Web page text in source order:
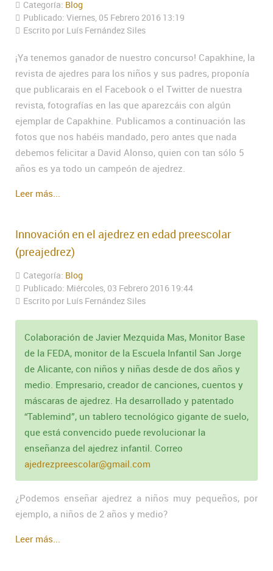
Categoría: Blog
Publicado: Viernes, 05 Febrero 2016 13:19
Escrito por Luís Fernández Siles
¡Ya tenemos ganador de nuestro concurso! Capakhine, la
revista de ajedres para los niños y sus padres, proponía
que publicarais en el Facebook o el Twitter de nuestra
revista, fotografías en las que aparezcáis con algún
ejemplar de Capakhine. Publicamos a continuación las
fotos que nos habéis mandado, pero antes que nada
debemos felicitar a David Alonso, quien con tan sólo 5
años es ya todo un campeón de ajedrez.
Leer más...
Innovación en el ajedrez en edad preescolar
(preajedrez)
Categoría: Blog
Publicado: Miércoles, 03 Febrero 2016 19:44
Escrito por Luís Fernández Siles
Colaboración de Javier Mezquida Mas, Monitor Base
de la FEDA, monitor de la Escuela Infantil San Jorge
de Alicante, con niños y niñas desde de dos años y
medio. Empresario, creador de canciones, cuentos y
máscaras de ajedrez. Ha desarrollado y patentado
“Tablemind”, un tablero tecnológico gigante de suelo,
que está convencido puede revolucionar la
enseñanza del ajedrez infantil. Correo
ajedrezpreescolar@gmail.com
¿Podemos enseñar ajedrez a niños muy pequeños, por
ejemplo, a niños de 2 años y medio?
Leer más...